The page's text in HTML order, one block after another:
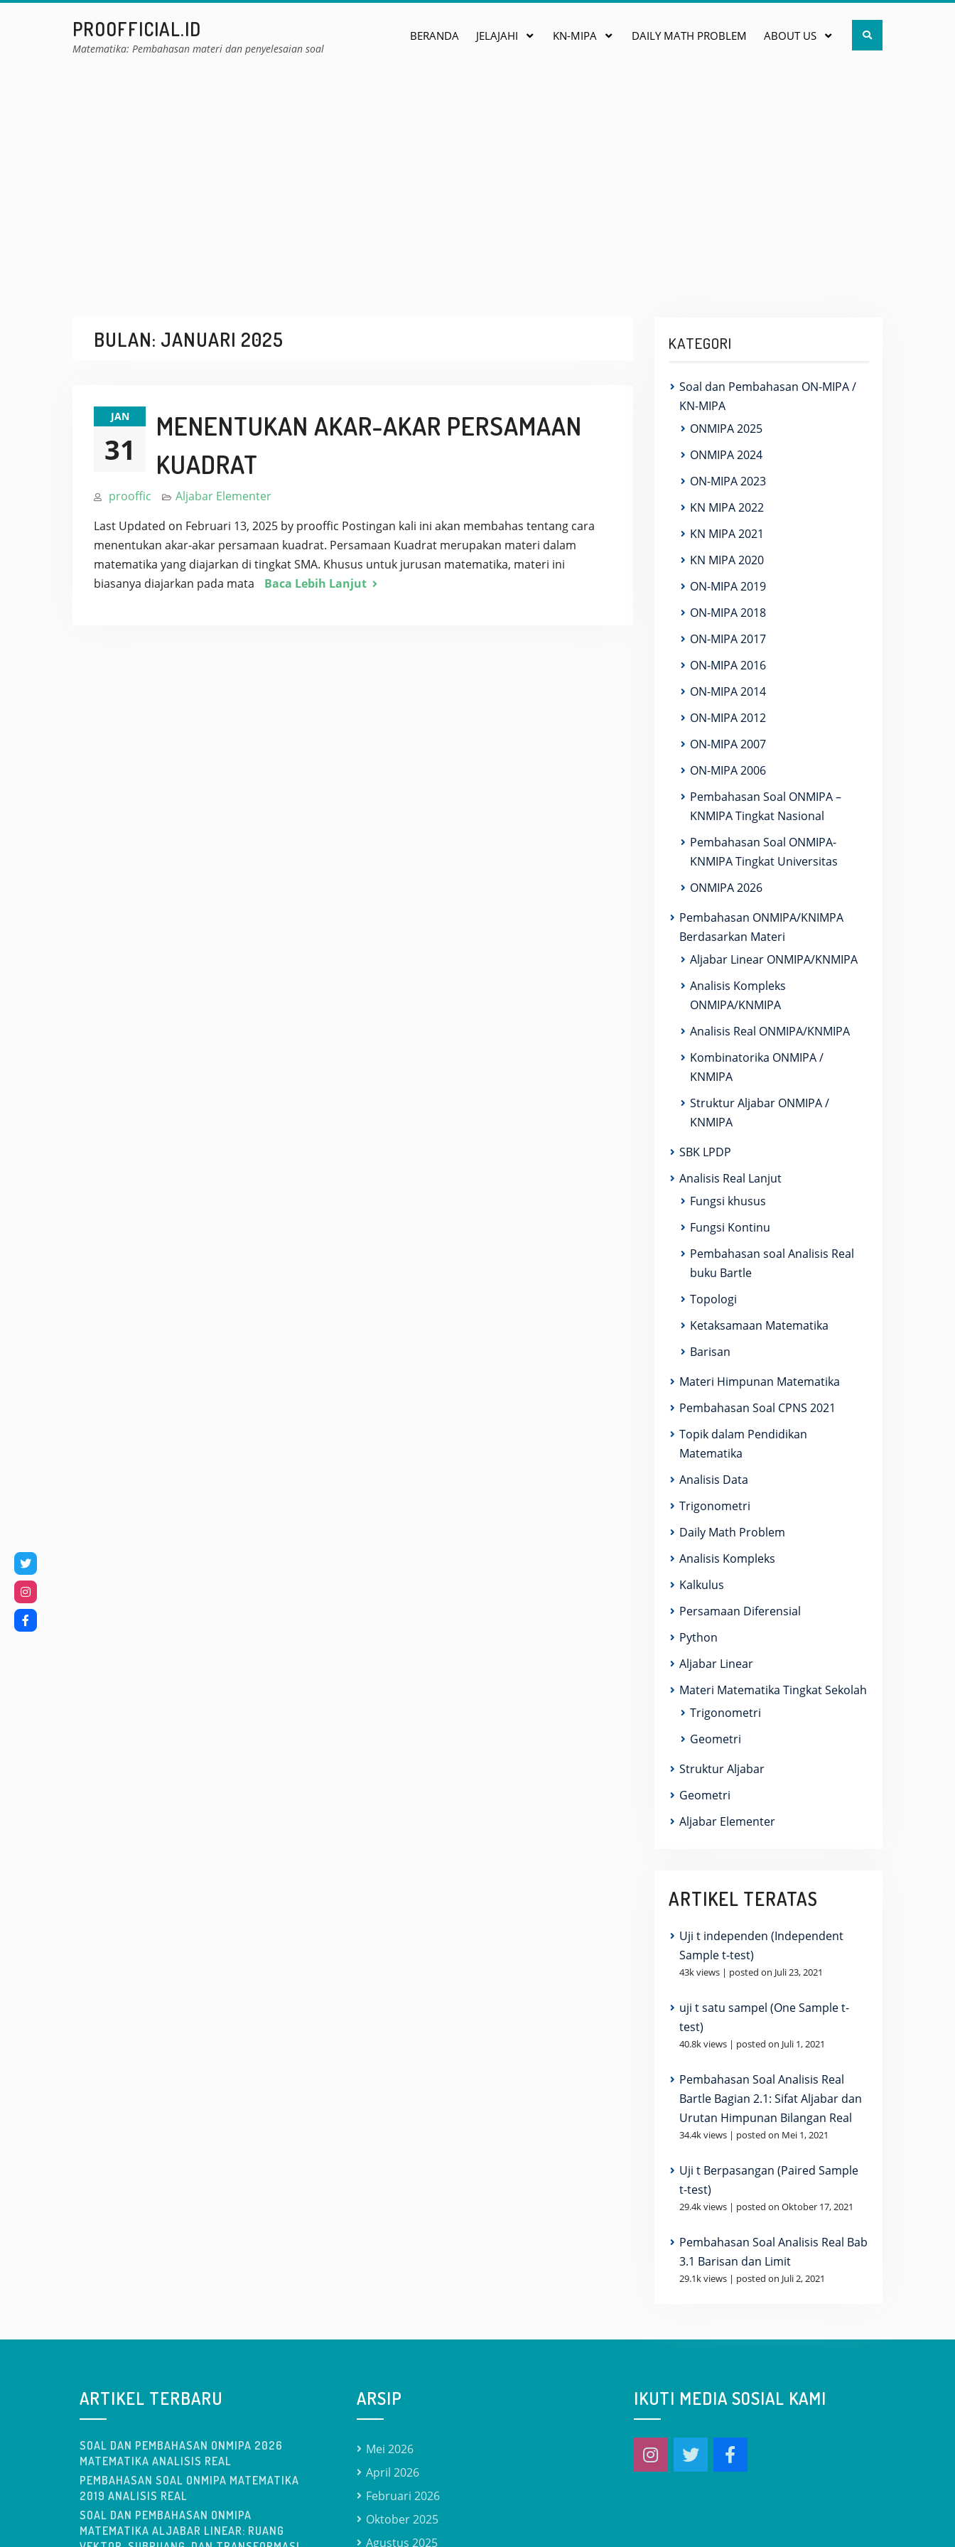
PROOFFICIAL.ID
Matematika: Pembahasan materi dan penyelesaian soal
BERANDA JELAJAHI KN-MIPA DAILY MATH PROBLEM ABOUT US Search
BULAN: JANUARI 2025
JAN
31
MENENTUKAN AKAR-AKAR PERSAMAAN
KUADRAT
prooffic
Aljabar Elementer
Last Updated on Februari 13, 2025 by prooffic Postingan kali ini akan membahas tentang cara
menentukan akar-akar persamaan kuadrat. Persamaan Kuadrat merupakan materi dalam
matematika yang diajarkan di tingkat SMA. Khusus untuk jurusan matematika, materi ini
biasanya diajarkan pada mata
Baca Lebih Lanjut
KATEGORI
Soal dan Pembahasan ON-MIPA /
KN-MIPA
ONMIPA 2025
ONMIPA 2024
ON-MIPA 2023
KN MIPA 2022
KN MIPA 2021
KN MIPA 2020
ON-MIPA 2019
ON-MIPA 2018
ON-MIPA 2017
ON-MIPA 2016
ON-MIPA 2014
ON-MIPA 2012
ON-MIPA 2007
ON-MIPA 2006
Pembahasan Soal ONMIPA –
KNMIPA Tingkat Nasional
Pembahasan Soal ONMIPA-
KNMIPA Tingkat Universitas
ONMIPA 2026
Pembahasan ONMIPA/KNIMPA
Berdasarkan Materi
Aljabar Linear ONMIPA/KNMIPA
Analisis Kompleks
ONMIPA/KNMIPA
Analisis Real ONMIPA/KNMIPA
Kombinatorika ONMIPA /
KNMIPA
Struktur Aljabar ONMIPA /
KNMIPA
SBK LPDP
Analisis Real Lanjut
Fungsi khusus
Fungsi Kontinu
Pembahasan soal Analisis Real
buku Bartle
Topologi
Ketaksamaan Matematika
Barisan
Materi Himpunan Matematika
Pembahasan Soal CPNS 2021
Topik dalam Pendidikan
Matematika
Analisis Data
Trigonometri
Daily Math Problem
Analisis Kompleks
Kalkulus
Persamaan Diferensial
Python
Aljabar Linear
Materi Matematika Tingkat Sekolah
Trigonometri
Geometri
Struktur Aljabar
Geometri
Aljabar Elementer
ARTIKEL TERATAS
Uji t independen (Independent
Sample t-test)
43k views | posted on Juli 23, 2021
uji t satu sampel (One Sample t-
test)
40.8k views | posted on Juli 1, 2021
Pembahasan Soal Analisis Real
Bartle Bagian 2.1: Sifat Aljabar dan
Urutan Himpunan Bilangan Real
34.4k views | posted on Mei 1, 2021
Uji t Berpasangan (Paired Sample
t-test)
29.4k views | posted on Oktober 17, 2021
Pembahasan Soal Analisis Real Bab
3.1 Barisan dan Limit
29.1k views | posted on Juli 2, 2021
ARTIKEL TERBARU
SOAL DAN PEMBAHASAN ONMIPA 2026
MATEMATIKA ANALISIS REAL
PEMBAHASAN SOAL ONMIPA MATEMATIKA
2019 ANALISIS REAL
SOAL DAN PEMBAHASAN ONMIPA
MATEMATIKA ALJABAR LINEAR: RUANG
ARSIP
Mei 2026
April 2026
Februari 2026
Oktober 2025
Agustus 2025
IKUTI MEDIA SOSIAL KAMI